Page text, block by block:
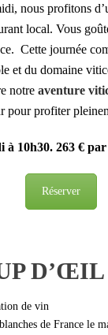
nous profitons
local. Vous
Cette journée
et du domaine
notre aventure
pour profiter
10h30. 263 €
Réserver
D’ŒIL
de vin
de France le